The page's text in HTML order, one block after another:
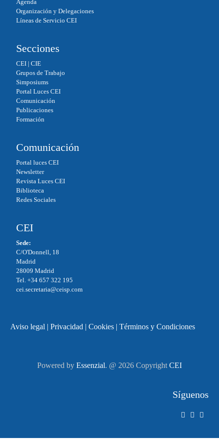
Agenda
Organización y Delegaciones
Líneas de Servicio CEI
Secciones
CEI| CIE
Grupos de Trabajo
Simposiums
Portal Luces CEI
Comunicación
Publicaciones
Formación
Comunicación
Portal luces CEI
Newsletter
Revista Luces CEI
Biblioteca
Redes Sociales
CEI
Sede:
C/O'Donnell, 18
Madrid
28009 Madrid
Tel. +34 657 322 195
cei.secretaria@ceisp.com
Aviso legal | Privacidad | Cookies| Términos y Condiciones
Powered by Essenzial. @ 2026 Copyright CEI
Síguenos